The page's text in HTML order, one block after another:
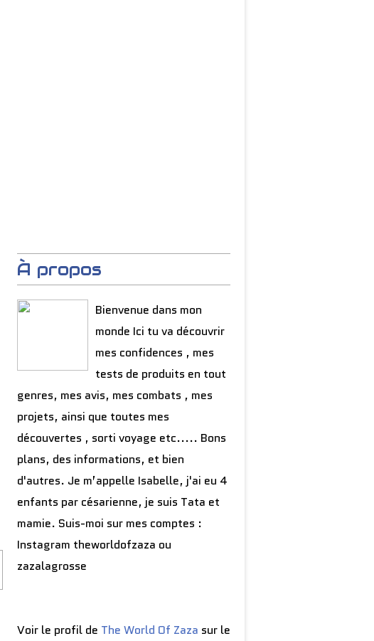
À propos
Bienvenue dans mon
monde Ici tu va découvrir
mes confidences , mes
tests de produits en tout
genres, mes avis, mes combats , mes
projets, ainsi que toutes mes
découvertes , sorti voyage etc..... Bons
plans, des informations, et bien
d'autres. Je m’appelle Isabelle, j'ai eu 4
enfants par césarienne, je suis Tata et
mamie. Suis-moi sur mes comptes :
Instagram theworldofzaza ou
zazalagrosse
Voir le profil de The World Of Zaza sur le